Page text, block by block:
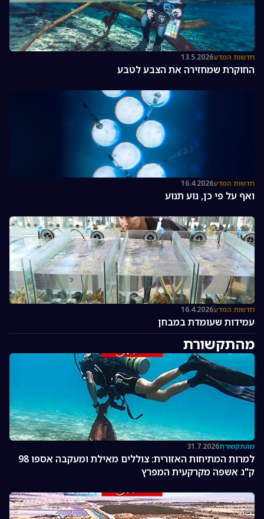
חדשות המדע13.5.2026
החוקרת שמחזירה את הצבע לטבע
חדשות המדע16.4.2026
ואף על פי כן, נוע תנוע
חדשות המדע16.4.2026
עמידות שעומדת במבחן
מהתקשורת
מהתקשורת31.7.2026
למרות המתיחות האזורית: צוללים מאילת ומעקבה אספו 98
ק"ג אשפה מקרקעית המפרץ